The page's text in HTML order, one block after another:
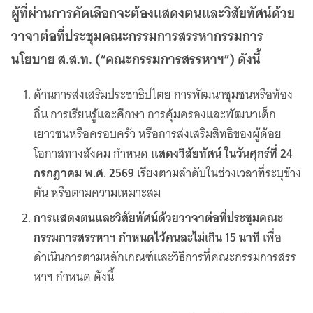
ผู้ที่ผ่านการคัดเลือกจะต้องแสดงตนและวิสัยทัศน์ด้วย
วาจาต่อที่ประชุมคณะกรรมการสรรหากรรมการ
นโยบาย ส.ส.ท. (“คณะกรรมการสรรหาฯ”) ดังนี้
ด้านการส่งเสริมประชาธิปไตย การพัฒนาชุมชนหรือท้อง
ถิ่น การเรียนรู้และศึกษา การคุ้มครองและพัฒนาเด็ก
เยาวชนหรือครอบครัว หรือการส่งเสริมสิทธิของผู้ด้อย
โอกาสทางสังคม กำหนด แสดงวิสัยทัศน์ ในวันศุกร์ที่ 24
กรกฎาคม พ.ศ. 2569 เรียงตามลำดับในช่วงเวลาที่ระบุข้าง
ต้น หรือตามความเหมาะสม
การแสดงตนและวิสัยทัศน์ด้วยวาจาต่อที่ประชุมคณะ
กรรมการสรรหาฯ กำหนดไว้คนละไม่เกิน 15 นาที เพื่อ
ดำเนินการตามหลักเกณฑ์และวิธีการที่คณะกรรมการสรร
หาฯ กำหนด ดังนี้